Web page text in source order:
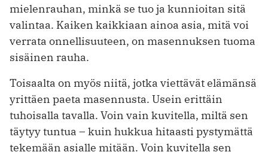
mielenrauhan, minkä se tuo ja kunnioitan sitä
valintaa. Kaiken kaikkiaan ainoa asia, mitä voi
verrata onnellisuuteen, on masennuksen tuoma
sisäinen rauha.
Toisaalta on myös niitä, jotka viettävät elämänsä
yrittäen paeta masennusta. Usein erittäin
tuhoisalla tavalla. Voin vain kuvitella, miltä sen
täytyy tuntua – kuin hukkua hitaasti pystymättä
tekemään asialle mitään. Voin kuvitella sen